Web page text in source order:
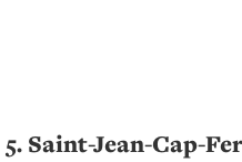
5. Saint-Jean-Cap-